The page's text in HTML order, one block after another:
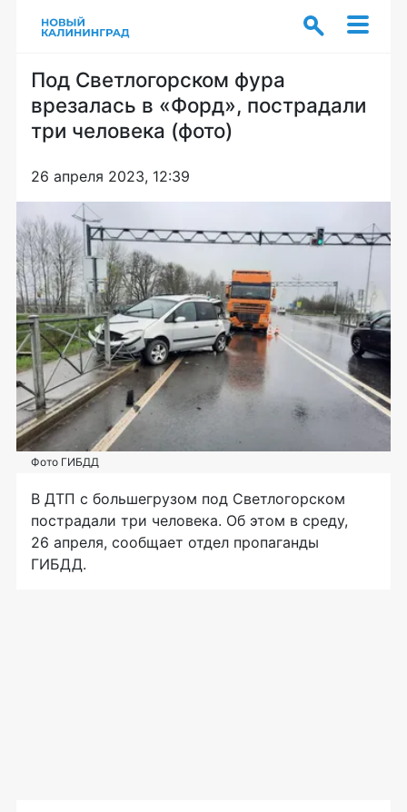
Под Светлогорском фура
врезалась в «Форд», пострадали
три человека (фото)
26 апреля 2023, 12:39
Фото ГИБДД
В ДТП с большегрузом под Светлогорском
пострадали три человека. Об этом в среду,
26 апреля, сообщает отдел пропаганды
ГИБДД.